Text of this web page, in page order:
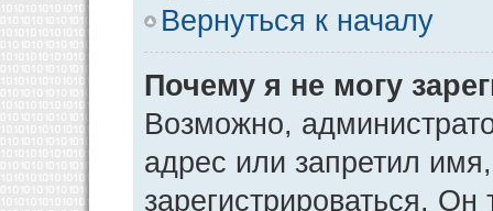
Вернуться к началу
Почему я не могу
Возможно,
адрес или запретил
зарегистрироваться.